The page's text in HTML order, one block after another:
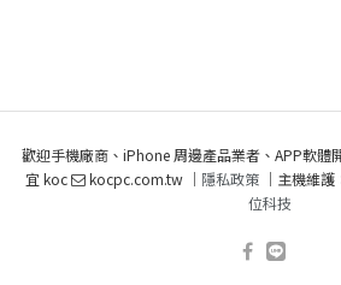
歡迎手機廠商、iPhone 周邊產品業者、APP軟體
宜 koc
kocpc.com.tw ｜ 隱私政策｜主機維護
位科技